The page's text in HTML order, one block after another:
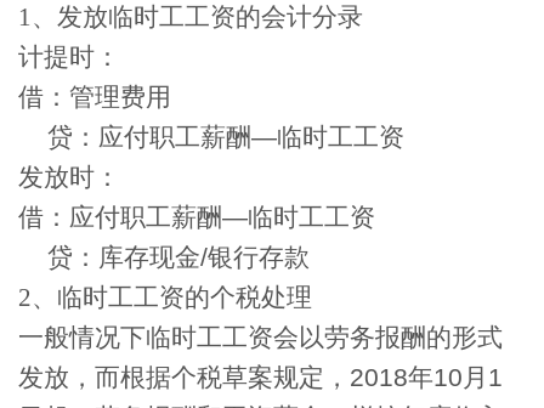
1 、发放临时工工资的会计分录
计提时：
借：管理费用
贷：应付职工薪酬—临时工工资
发放时：
借：应付职工薪酬—临时工工资
贷：库存现金/银行存款
2、临时工工资的个税处理
一般情况下临时工工资会以劳务报酬的形式
发放，而根据个税草案规定， 2018年10 月 1